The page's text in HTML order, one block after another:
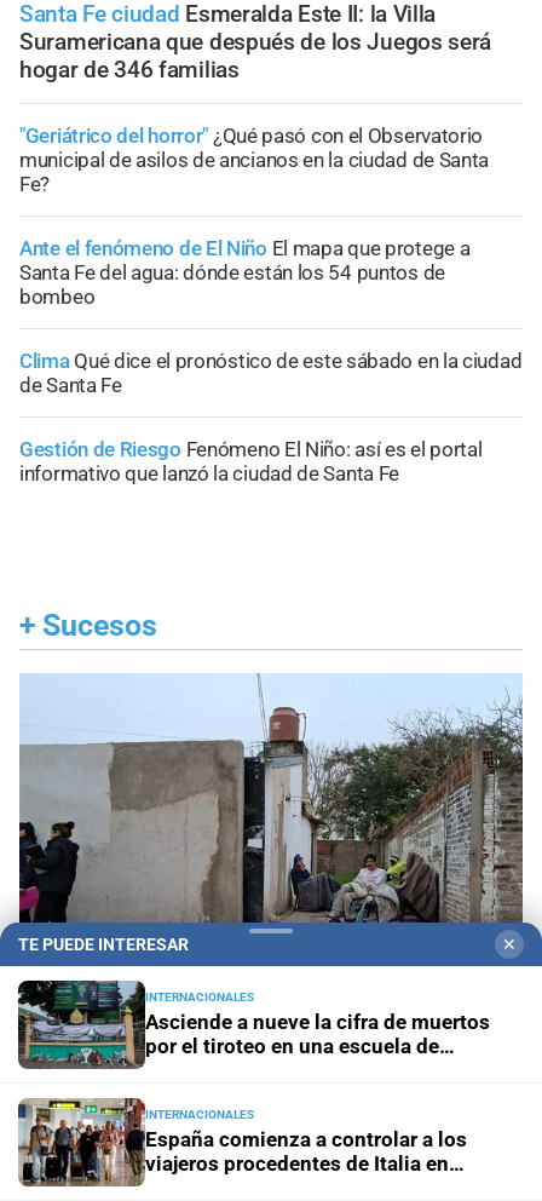
Santa Fe ciudad Esmeralda Este II: la Villa
Suramericana que después de los Juegos será
hogar de 346 familias
"Geriátrico del horror" ¿Qué pasó con el Observatorio
municipal de asilos de ancianos en la ciudad de Santa
Fe?
Ante el fenómeno de El Niño El mapa que protege a
Santa Fe del agua: dónde están los 54 puntos de
bombeo
Clima Qué dice el pronóstico de este sábado en la ciudad
de Santa Fe
Gestión de Riesgo Fenómeno El Niño: así es el portal
informativo que lanzó la ciudad de Santa Fe
+ Sucesos
Geriátricos clandestinos "¿Para qué denunciar?":
la joven que alertó cuatro meses antes del
incendio reclama ser escuchada
Penas máximasPedirán 15 años de prisión para madre e
hija por el crimen de Jeremías Monzón
TE PUEDE INTERESAR ✕
INTERNACIONALES
Asciende a nueve la cifra de muertos
por el tiroteo en una escuela de
INTERNACIONALES
España comienza a controlar a los
viajeros procedentes de Italia en